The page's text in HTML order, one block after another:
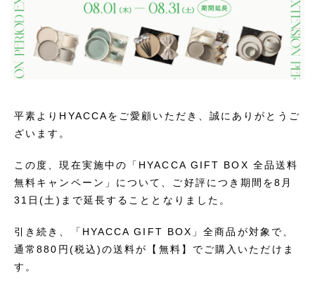
平素よりHYACCAをご愛顧いただき、誠にありがとうご
ざいます。
この度、現在実施中の「HYACCA GIFT BOX 全品送料
無料キャンペーン」について、ご好評につき期間を8月
31日(土)まで延長することとなりました。
引き続き、「HYACCA GIFT BOX」全商品が対象で、
通常880円(税込)の送料が【無料】でご購入いただけま
す。